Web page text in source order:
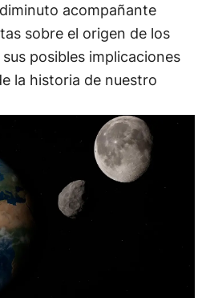
acompañante
sobre el origen de los
posibles implicaciones
la historia de nuestro